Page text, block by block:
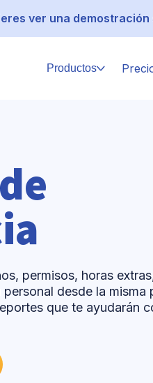
ver una demostración
Productos
permisos, horas
desde la misma
que te ayudarán